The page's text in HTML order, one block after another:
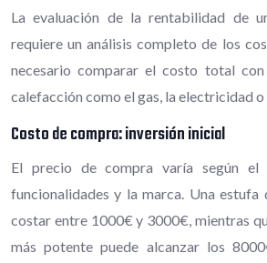
La evaluación de la rentabilidad de
requiere un análisis completo de los
necesario comparar el costo total
calefacción como el gas, la electricidad o
Costo de compra: inversión inicial
El precio de compra varía según el
funcionalidades y la marca. Una estufa
costar entre 1000€ y 3000€, mientras
más potente puede alcanzar los